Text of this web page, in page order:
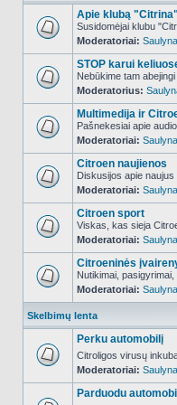
NO_UNREAD_POSTS
Apie klubą
Susidomėjai klubu
Moderatoriai:
NO_UNREAD_POSTS
STOP karui
Nebūkime tam
Moderatorius:
NO_UNREAD_POSTS
Multimedija ir
Pašnekesiai apie
Moderatoriai:
NO_UNREAD_POSTS
Citroen naujienos
Diskusijos apie
Moderatoriai:
NO_UNREAD_POSTS
Citroen sport
Viskas, kas sieja
Moderatoriai:
NO_UNREAD_POSTS
Citroeninės
Nutikimai,
Moderatoriai:
Skelbimų lenta
NO_UNREAD_POSTS
Perku automobilį
Citroligos virusų
Moderatoriai:
Parduodu